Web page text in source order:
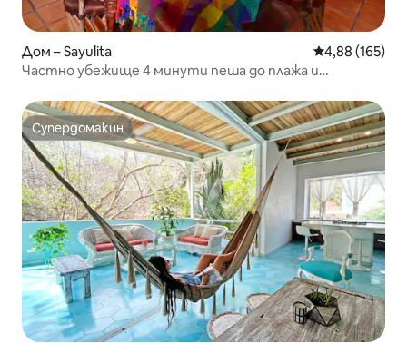
Дом – Sayulita Средна
4,88 (165)
Частно убежище 4 минути пеша до плажа и
Супердомакин
Супердомакин